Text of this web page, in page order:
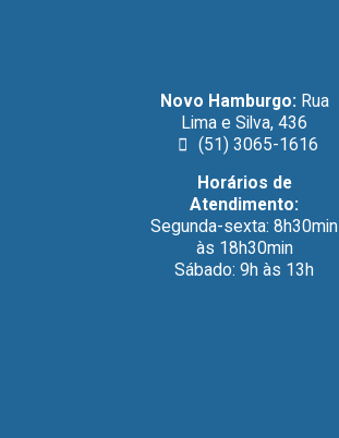
Novo Hamburgo: Rua
Lima e Silva, 436
(51) 3065-1616
Horários de
Atendimento:
Segunda-sexta: 8h30min
às 18h30min
Sábado: 9h às 13h